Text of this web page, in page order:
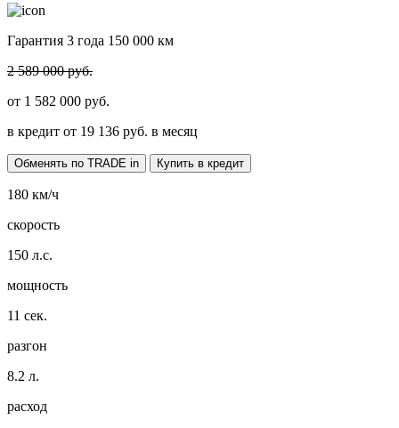
Гарантия 3 года 150 000 км
2 589 000 руб.
от 1 582 000 руб.
в кредит от 19 136 руб. в месяц
Обменять по TRADE in Купить в кредит
180 км/ч
скорость
150 л.с.
мощность
11 сек.
разгон
8.2 л.
расход